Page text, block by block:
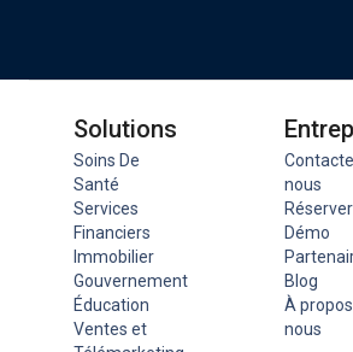
Solutions
Soins De
Santé
Services
Financiers
Immobilier
Gouvernement
Éducation
Ventes et
nous
Démo
Blog
À
nous